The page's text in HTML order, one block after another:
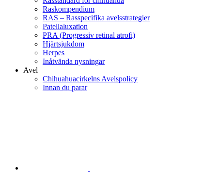
Raskompendium
RAS – Rasspecifika avelsstrategier
Patellaluxation
PRA (Progressiv retinal atrofi)
Hjärtsjukdom
Herpes
Inåtvända nysningar
Avel
Chihuahuacirkelns Avelspolicy
Innan du parar